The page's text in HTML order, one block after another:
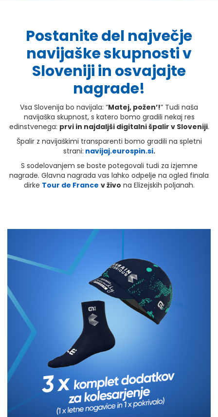
Postanite del največje
navijaške skupnosti v
Sloveniji in osvajajte
nagrade!
Vsa Slovenija bo navijala: “Matej, požen’!” Tudi naša
navijaška skupnost, s katero bomo gradili nekaj res
edinstvenega: prvi in najdaljši digitalni špalir v Sloveniji.
Špalir z navijaškimi transparenti bomo gradili na spletni
strani: navijaj.eurospin.si.
S sodelovanjem se boste potegovali tudi za izjemne
nagrade. Glavna nagrada vas lahko odpelje na ogled finala
dirke Tour de France v živo na Elizejskih poljanah.